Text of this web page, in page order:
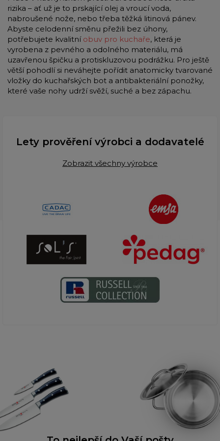
rizika – ať už je to prskající olej a vroucí voda,
nabroušené nože, nebo třeba těžká litinová pánev.
Abyste celodenní směnu přežili bez úhony,
potřebujete kvalitní obuv pro kuchaře, která je
vyrobena z pevného a odolného materiálu, má
uzavřenou špičku a protiskluzovou podrážku. Pro ještě
větší pohodlí si neváhejte pořídit anatomicky tvarované
vložky do kuchařských bot a antibakteriální ponožky,
které vaše nohy udrží svěží, suché a bez zápachu.
Lety prověření výrobci a dodavatelé
Zobrazit všechny výrobce